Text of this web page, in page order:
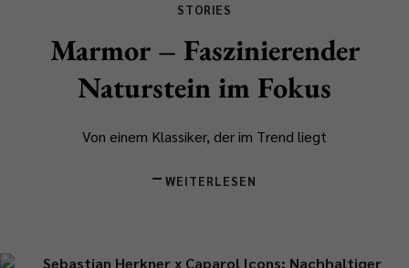
STORIES
Marmor – Faszinierender
Naturstein im Fokus
Von einem Klassiker, der im Trend liegt
WEITERLESEN